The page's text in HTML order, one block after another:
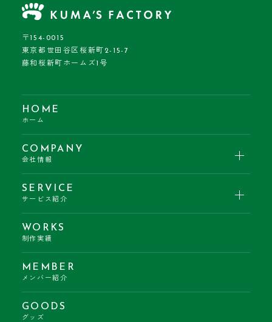
〒154-0015
東京都世田谷区桜新町2-15-7
藤和桜新町ホームズ1号
HOME
ホーム
COMPANY
会社情報
SERVICE
サービス紹介
WORKS
制作実績
MEMBER
メンバー紹介
GOODS
グッズ